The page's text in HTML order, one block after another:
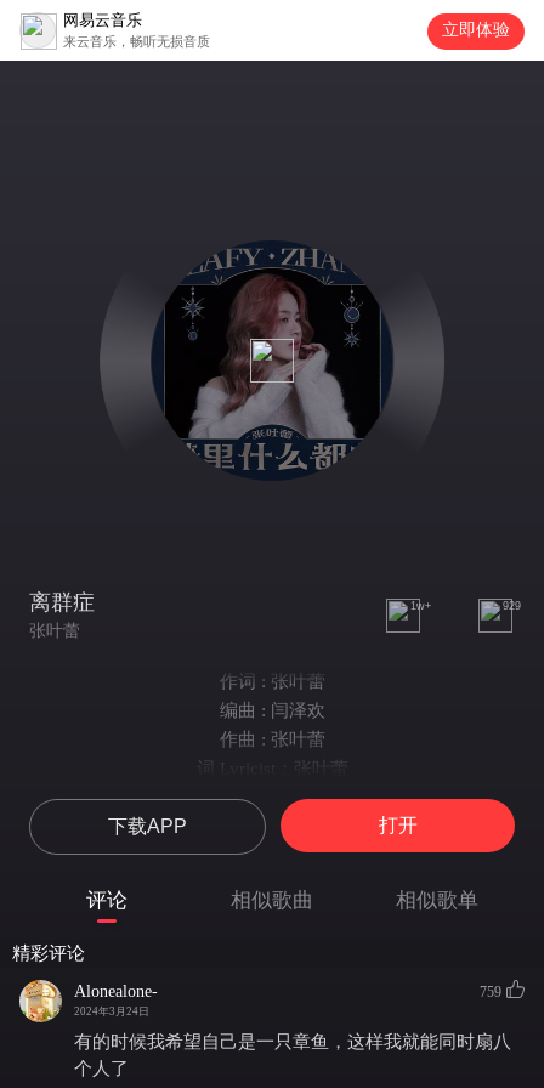
网易云音乐
来云音乐，畅听无损音质
立即体验
离群症
张叶蕾
1w+ 929
作词 : 张叶蕾
编曲 : 闫泽欢
作曲 : 张叶蕾
词 Lyricist：张叶蕾
曲 Composer：张叶蕾
制作人 Producer：闫泽欢@DPS
编曲 Arrangement：闫津浩@DPS
合成器 Synthesizer：闫津浩
鼓手 Drum：闫津浩
和声 Background Vocalist：闫泽欢/Alpha Gun@DPS
下载APP 打开
评论 相似歌曲 相似歌单
精彩评论
Alonealone-
2024年3月24日
759
有的时候我希望自己是一只章鱼，这样我就能同时扇八
个人了